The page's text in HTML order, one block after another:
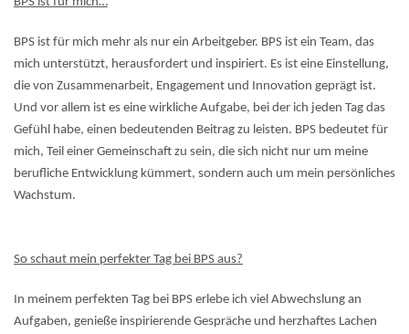
BPS ist für mich mehr als nur ein Arbeitgeber. BPS ist ein Team, das
mich unterstützt, herausfordert und inspiriert. Es ist eine Einstellung,
die von Zusammenarbeit, Engagement und Innovation geprägt ist.
Und vor allem ist es eine wirkliche Aufgabe, bei der ich jeden Tag das
Gefühl habe, einen bedeutenden Beitrag zu leisten. BPS bedeutet für
mich, Teil einer Gemeinschaft zu sein, die sich nicht nur um meine
berufliche Entwicklung kümmert, sondern auch um mein persönliches
Wachstum.
So schaut mein perfekter Tag bei BPS aus?
In meinem perfekten Tag bei BPS erlebe ich viel Abwechslung an
Aufgaben, genieße inspirierende Gespräche und herzhaftes Lachen